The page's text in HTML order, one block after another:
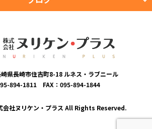
県長崎市住吉町8-18 ルネス・ラブニール
894-1811 FAX：095-894-1844
社ヌリケン・プラス All Rights Reserved.